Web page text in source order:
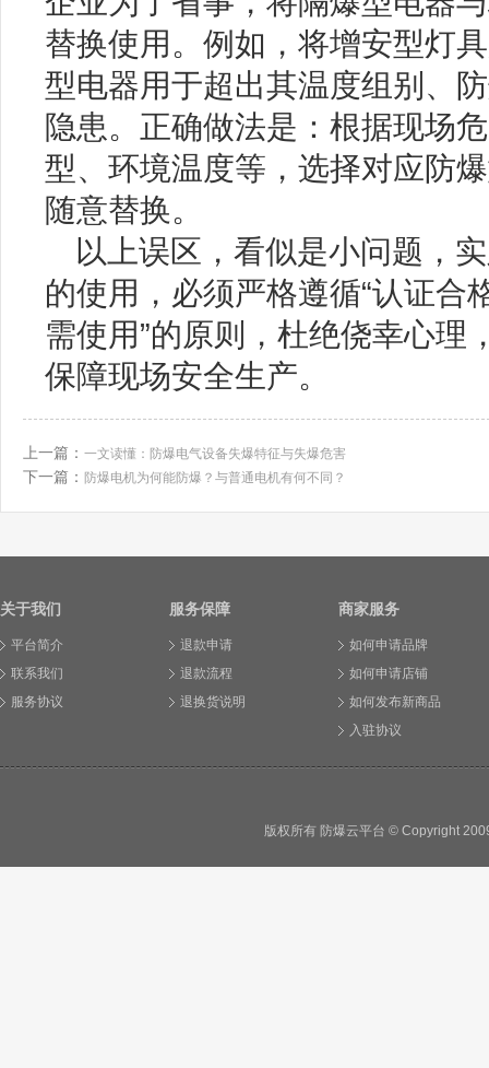
替换使用。例如，将增安型灯
型电器用于超出其温度组别、
隐患。正确做法是：根据现场
型、环境温度等，选择对应防
随意替换。
以上误区，看似是小问题，
的使用，必须严格遵循“认证合
需使用”的原则，杜绝侥幸心理
保障现场安全生产。
上一篇： 一文读懂：防爆电气设备失爆特征与失爆危害
下一篇： 防爆电机为何能防爆？与普通电机有何不同？
关于我们
平台简介
联系我们
服务协议
服务保障
退款申请
退款流程
退换货说明
商家服务
如何申请品牌
如何申请店铺
如何发布新商品
入驻协议
版权所有 防爆云平台 © Copyright